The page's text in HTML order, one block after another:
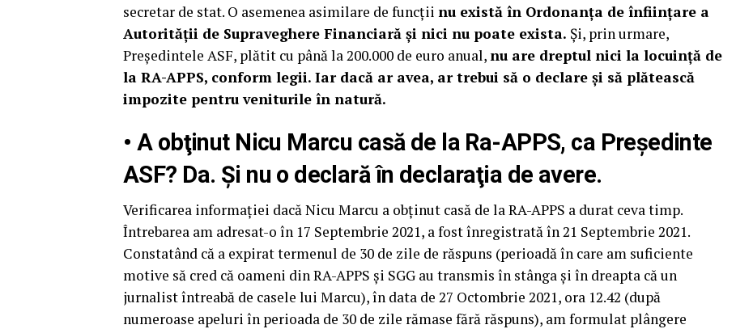
secretar de stat. O asemenea asimilare de funcţii nu există în Ordonanţa de înfiinţare a
Autorităţii de Supraveghere Financiară şi nici nu poate exista. Şi, prin urmare,
Preşedintele ASF, plătit cu până la 200.000 de euro anual,nu are dreptul nici la locuinţă de
la RA-APPS, conform legii. Iar dacă ar avea, ar trebui să o declare şi să plătească
impozite pentru veniturile în natură.
• A obţinut Nicu Marcu casă de la Ra-APPS, ca Preşedinte
ASF? Da. Şi nu o declară în declaraţia de avere.
Verificarea informaţiei dacă Nicu Marcu a obţinut casă de la RA-APPS a durat ceva timp.
Întrebarea am adresat-o în 17 Septembrie 2021, a fost înregistrată în 21 Septembrie 2021.
Constatând că a expirat termenul de 30 de zile de răspuns (perioadă în care am suficiente
motive să cred că oameni din RA-APPS şi SGG au transmis în stânga şi în dreapta că un
jurnalist întreabă de casele lui Marcu), în data de 27 Octombrie 2021, ora 12.42 (după
numeroase apeluri în perioada de 30 de zile rămase fără răspuns), am formulat plângere